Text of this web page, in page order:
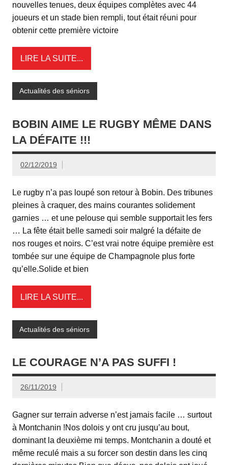
nouvelles tenues, deux équipes complètes avec 44
joueurs et un stade bien rempli, tout était réuni pour
obtenir cette première victoire
LIRE LA SUITE...
Actualités des séniors
BOBIN AIME LE RUGBY MÊME DANS
LA DÉFAITE !!!
02/12/2019
Le rugby n’a pas loupé son retour à Bobin. Des tribunes
pleines à craquer, des mains courantes solidement
garnies … et une pelouse qui semble supportait les fers
… La fête était belle samedi soir malgré la défaite de
nos rouges et noirs. C’est vrai notre équipe première est
tombée sur une équipe de Champagnole plus forte
qu’elle.Solide et bien
LIRE LA SUITE...
Actualités des séniors
LE COURAGE N’A PAS SUFFI !
26/11/2019
Gagner sur terrain adverse n’est jamais facile … surtout
à Montchanin !Nos dolois y ont cru jusqu’au bout,
dominant la deuxième mi temps. Montchanin a douté et
même reculé mais a su forcer son destin dans les cinq